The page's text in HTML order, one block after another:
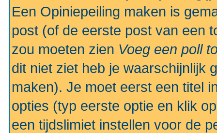
Een Opiniepeiling maken is
post (of de eerste post van een
zou moeten zien Voeg een poll
dit niet ziet heb je waarschijnlijk
maken). Je moet eerst een titel
opties (typ eerste optie en klik
een tijdslimiet instellen voor de